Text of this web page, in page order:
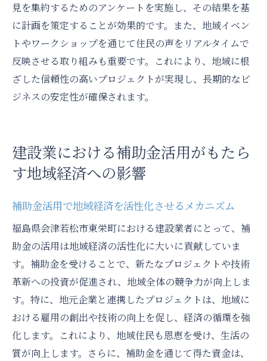
見を集約するためのアンケートを実施し、その結果を基
に計画を策定することが効果的です。また、地域イベン
トやワークショップを通じて住民の声をリアルタイムで
反映させる取り組みも重要です。これにより、地域に根
ざした信頼性の高いプロジェクトが実現し、長期的なビ
ジネスの安定性が確保されます。
建設業における補助金活用がもたら
す地域経済への影響
補助金活用で地域経済を活性化させるメカニズム
福島県会津若松市東栄町における建設業者にとって、補
助金の活用は地域経済の活性化に大いに貢献していま
す。補助金を受けることで、新たなプロジェクトや技術
革新への投資が促進され、地域全体の競争力が向上しま
す。特に、地元企業と連携したプロジェクトは、地域に
おける雇用の創出や技術の向上を促し、経済の循環を強
化します。これにより、地域住民も恩恵を受け、生活の
質が向上します。さらに、補助金を通じて得た資金は、